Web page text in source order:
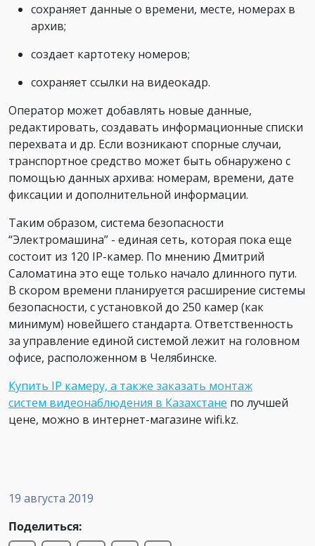
19 августа 2019
Поделиться:
сохраняет данные о времени, месте, номерах в
архив;
создает картотеку номеров;
сохраняет ссылки на видеокадр.
Оператор может добавлять новые данные,
редактировать, создавать информационные списки
перехвата и др. Если возникают спорные случаи,
транспортное средство может быть обнаружено с
помощью данных архива: номерам, времени, дате
фиксации и дополнительной информации.
Таким образом, система безопасности
“Электромашина” - единая сеть, которая пока еще
состоит из 120 IP-камер. По мнению Дмитрий
Саломатина это еще только начало длинного пути.
В скором времени планируется расширение системы
безопасности, с установкой до 250 камер (как
минимум) новейшего стандарта. Ответственность
за управление единой системой лежит на головном
офисе, расположенном в Челябинске.
Купить IP камеру, а также заказать монтаж
систем видеонаблюдения в Казахстане по лучшей
цене, можно в интернет-магазине wifi.kz.